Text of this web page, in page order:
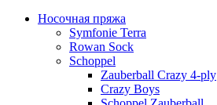
Носочная пряжа
Symfonie Terra
Rowan Sock
Schoppel
Zauberball Crazy 4-ply
Crazy Boys